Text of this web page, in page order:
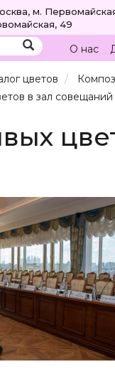
м.
49
О нас
цветов
в зал